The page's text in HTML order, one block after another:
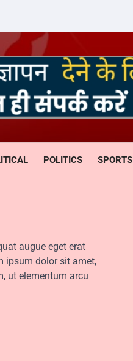
POLITICS SPORTS
augue eget erat
ipsum dolor sit amet,
ut elementum arcu